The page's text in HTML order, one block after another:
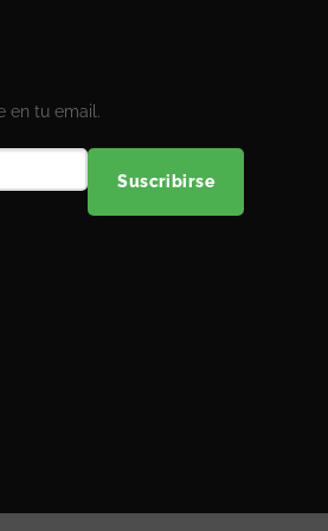
en tu email.
Suscribirse